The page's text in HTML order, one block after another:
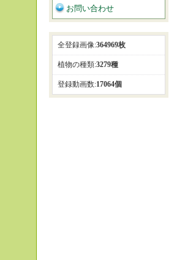
お問い合わせ
全登録画像:364969枚
植物の種類:3279種
登録動画数:17064個